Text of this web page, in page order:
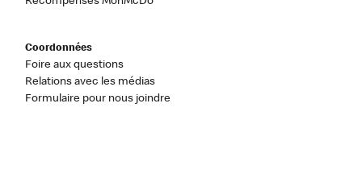
Coordonnées
Foire aux questions
Relations avec les médias
Formulaire pour nous joindre